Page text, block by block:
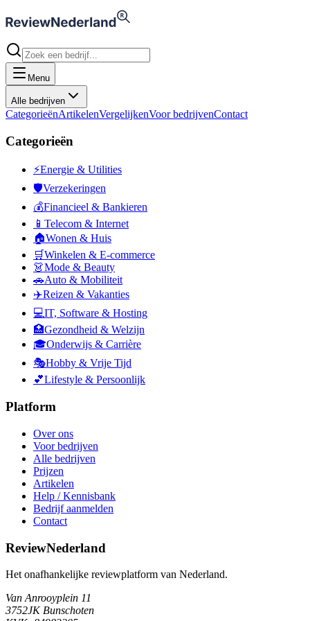
Menu
Alle bedrijven
CategorieënArtikelenVergelijkenVoor bedrijvenContact
Categorieën
⚡Energie & Utilities
🛡️Verzekeringen
💰Financieel & Bankieren
📱 Telecom & Internet
🏠Wonen & Huis
🛒Winkelen & E-commerce
👗Mode & Beauty
🚗Auto & Mobiliteit
✈️Reizen & Vakanties
💻IT, Software & Hosting
🏥Gezondheid & Welzijn
🎓Onderwijs & Carrière
🎭Hobby & Vrije Tijd
💕Lifestyle & Persoonlijk
Platform
Over ons
Voor bedrijven
Alle bedrijven
Prijzen
Artikelen
Help / Kennisbank
Bedrijf aanmelden
Contact
ReviewNederland
Het onafhankelijke reviewplatform van Nederland.
Van Anrooyplein 11
3752JK Bunschoten